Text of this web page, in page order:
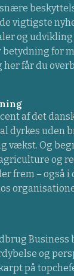
vigtigste
og udvikling
betydning for
får du
af det
dyrkes uden
vækst. Og
og
frem – også i
Business
og
på